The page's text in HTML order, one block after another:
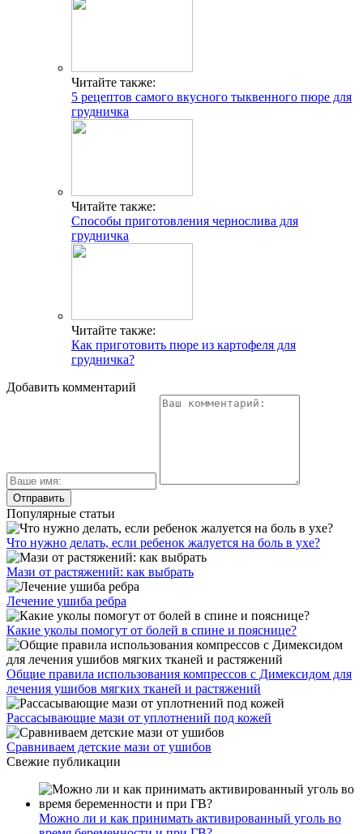
Читайте также:
5 рецептов самого вкусного тыквенного пюре для
грудничка
Читайте также:
Способы приготовления чернослива для
грудничка
Читайте также:
Как приготовить пюре из картофеля для
грудничка?
Добавить комментарий
Популярные статьи
Что нужно делать, если ребенок жалуется на боль в ухе?
Мази от растяжений: как выбрать
Лечение ушиба ребра
Какие уколы помогут от болей в спине и пояснице?
Общие правила использования компрессов с Димексидом для
лечения ушибов мягких тканей и растяжений
Рассасывающие мази от уплотнений под кожей
Сравниваем детские мази от ушибов
Свежие публикации
Можно ли и как принимать активированный уголь во